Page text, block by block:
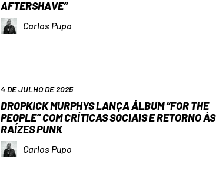
AFTERSHAVE”
Carlos Pupo
4 DE JULHO DE 2025
DROPKICK MURPHYS LANÇA ÁLBUM “FOR THE
PEOPLE” COM CRÍTICAS SOCIAIS E RETORNO ÀS
RAÍZES PUNK
Carlos Pupo